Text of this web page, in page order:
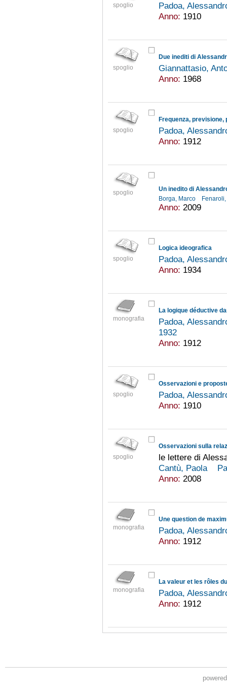
spoglio
Padoa,
Anno: 1910
spoglio
Due inediti di
Giannattasio,
Anno: 1968
spoglio
Frequenza, previsione,
Padoa,
Anno: 1912
spoglio
Un inedito di
Borga, Marco
Anno: 2009
spoglio
Logica ideografica
Padoa,
Anno: 1934
monografia
La logique déductive
Padoa,
1932
Anno: 1912
spoglio
Padoa,
Anno: 1910
spoglio
Osservazioni sulla
le lettere di
Cantù, Paola
Anno: 2008
monografia
Une question de
Padoa,
Anno: 1912
monografia
La valeur et les rôles
Padoa,
Anno: 1912